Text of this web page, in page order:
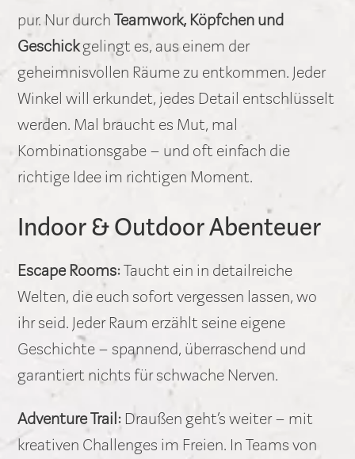
pur. Nur durchTeamwork, Köpfchen und
Geschickgelingt es, aus einem der
geheimnisvollen Räume zu entkommen. Jeder
Winkel will erkundet, jedes Detail entschlüsselt
werden. Mal braucht es Mut, mal
Kombinationsgabe – und oft einfach die
richtige Idee im richtigen Moment.
Indoor & Outdoor Abenteuer
Escape Rooms:Taucht ein in detailreiche
Welten, die euch sofort vergessen lassen, wo
ihr seid. Jeder Raum erzählt seine eigene
Geschichte – spannend, überraschend und
garantiert nichts für schwache Nerven.
Adventure Trail: Draußen geht’s weiter – mit
kreativen Challenges im Freien. In Teams von